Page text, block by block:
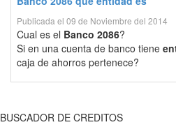
Publicada el 09 de Noviembre del 2014
Cual es el Banco 2086?
Si en una cuenta de banco tiene
caja de ahorros pertenece?
BUSCADOR DE CREDITOS